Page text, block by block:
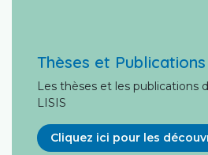
Thèses et Publications
Les thèses et les publications
LISIS
Cliquez ici pour les